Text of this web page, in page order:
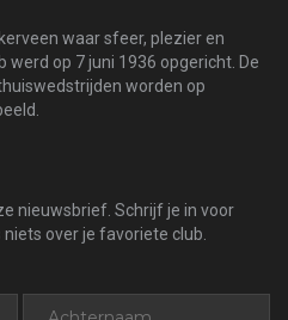
waar sfeer, plezier en
werd op 7 juni 1936 opgericht. De
worden op
nieuwsbrief. Schrijf je in voor
over je favoriete club.